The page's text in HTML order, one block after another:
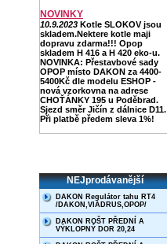
NOVINKY
10.9.2023 Kotle SLOKOV jsou
skladem.Nektere kotle maji
dopravu zdarma!!! Opop
skladem H 416 a H 420 eko-u.
NOVINKA: Přestavbové sady
OPOP místo DAKON za 4400-
5400Kč dle modelu ESHOP -
nová vzorkovna na adrese
CHOŤÁNKY 195 u Poděbrad.
Sjezd směr Jičín z dálnice D11.
Při platbě předem sleva 1%!
NEJprodávanější
DAKON Regulátor tahu RT4
/DAKON,VIADRUS,OPOP/
DAKON ROŠT PŘEDNÍ A
VÝKLOPNÝ DOR 20,24